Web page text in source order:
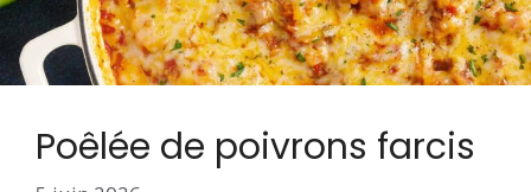
Poêlée de poivrons farcis